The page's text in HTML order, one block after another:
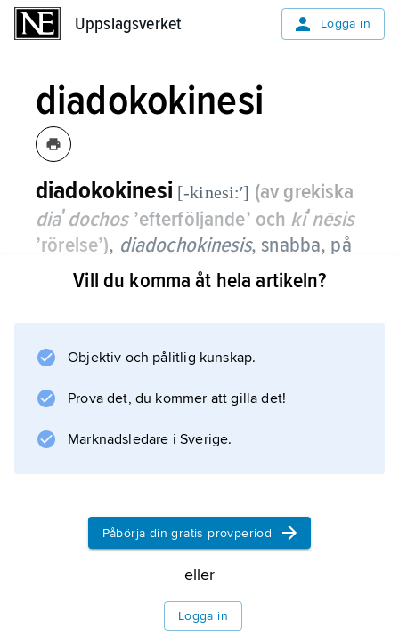
Uppslagsverket Logga in
diadokokinesi
diadokokinesi [-kinesi:ʹ] (av grekiska
diaʹdochos’efterföljande’ och kiʹnēsis
’rörelse’), diadochokinesis, snabba, på
varandra följande, motsatta rörelser,
Test på diadokokinesi ingår i en neurologisk
undersökning. Förmågan till sådana
alternerande rörelser kan vara rubbad eller
upphävd (
) vid t.ex. Parkinsons sjukdom, lillhjärnsskada
och förlamningstillstånd.
Vill du komma åt hela artikeln?
Objektiv och pålitlig kunskap.
Prova det, du kommer att gilla det!
Marknadsledare i Sverige.
Påbörja din gratis provperiod
eller
Logga in